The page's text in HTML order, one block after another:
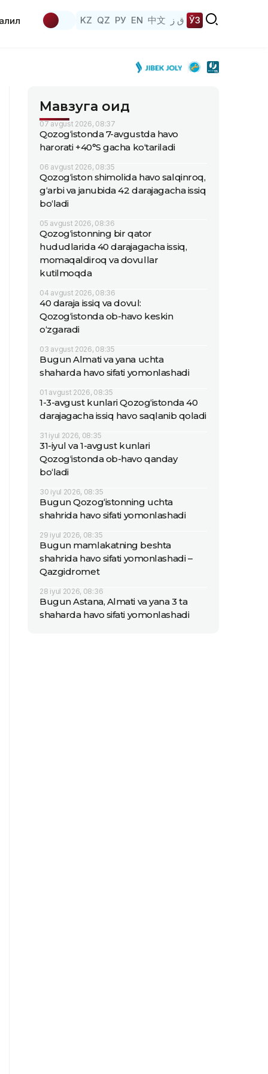
KZ QZ РУ EN 中文 ق ز ЎЗ
Мавзуга оид
07 avgust 2026, 08:37
Qozog‘istonda 7-avgustda havo
harorati +40°S gacha ko‘tariladi
06 avgust 2026, 08:35
Qozog‘iston shimolida havo salqinroq,
g‘arbi va janubida 42 darajagacha issiq
bo‘ladi
05 avgust 2026, 08:36
Qozog‘istonning bir qator
hududlarida 40 darajagacha issiq,
momaqaldiroq va dovullar
kutilmoqda
04 avgust 2026, 08:36
40 daraja issiq va dovul:
Qozog‘istonda ob-havo keskin
o‘zgaradi
03 avgust 2026, 08:35
Bugun Almati va yana uchta
shaharda havo sifati yomonlashadi
01 avgust 2026, 08:35
1-3-avgust kunlari Qozog‘istonda 40
darajagacha issiq havo saqlanib qoladi
31 iyul 2026, 08:35
31-iyul va 1-avgust kunlari
Qozog‘istonda ob-havo qanday
bo‘ladi
30 iyul 2026, 08:35
Bugun Qozog‘istonning uchta
shahrida havo sifati yomonlashadi
29 iyul 2026, 08:35
Bugun mamlakatning beshta
shahrida havo sifati yomonlashadi –
Qazgidromet
28 iyul 2026, 08:36
Bugun Astana, Almati va yana 3 ta
shaharda havo sifati yomonlashadi